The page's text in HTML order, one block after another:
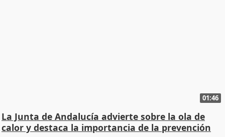
01:46
La Junta de Andalucía advierte sobre la ola de
calor y destaca la importancia de la prevención